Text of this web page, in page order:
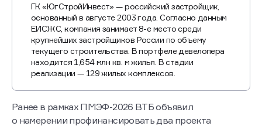
ГК «ЮгСтройИнвест» — российский застройщик,
основанный в августе 2003 года. Согласно данным
ЕИСЖС, компания занимает 8-е место среди
крупнейших застройщиков России по объему
текущего строительства. В портфеле девелопера
находится 1,654 млн кв. м жилья. В стадии
реализации — 129 жилых комплексов.
Ранее в рамках ПМЭФ-2026 ВТБ объявил
о намерении профинансировать два проекта